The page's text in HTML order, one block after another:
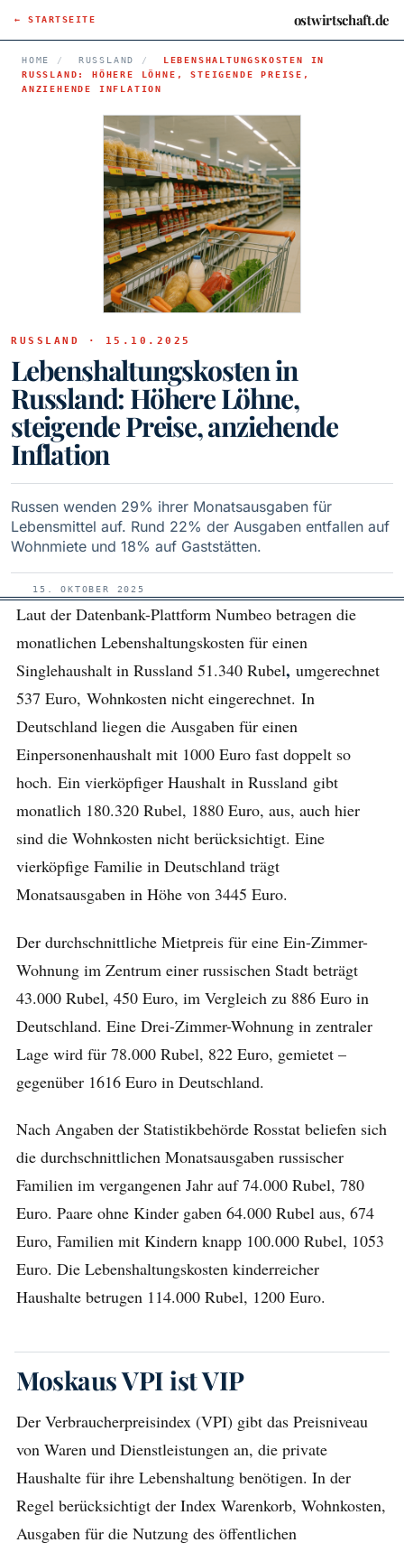
← STARTSEITE ostwirtschaft.de
HOME / RUSSLAND /
LEBENSHALTUNGSKOSTEN IN
RUSSLAND: HÖHERE LÖHNE, STEIGENDE PREISE,
ANZIEHENDE INFLATION
RUSSLAND · 15.10.2025
Lebenshaltungskosten in
Russland: Höhere Löhne,
steigende Preise, anziehende
Inflation
Russen wenden 29% ihrer Monatsausgaben für
Lebensmittel auf. Rund 22% der Ausgaben entfallen auf
Wohnmiete und 18% auf Gaststätten.
15. OKTOBER 2025
Laut der Datenbank-Plattform Numbeo betragen die
monatlichen Lebenshaltungskosten für einen
Singlehaushalt in Russland 51.340 Rubel, umgerechnet
537 Euro, Wohnkosten nicht eingerechnet. In
Deutschland liegen die Ausgaben für einen
Einpersonenhaushalt mit 1000 Euro fast doppelt so
hoch. Ein vierköpfiger Haushalt in Russland gibt
monatlich 180.320 Rubel, 1880 Euro, aus, auch hier
sind die Wohnkosten nicht berücksichtigt. Eine
vierköpfige Familie in Deutschland trägt
Monatsausgaben in Höhe von 3445 Euro.
Der durchschnittliche Mietpreis für eine Ein-Zimmer-
Wohnung im Zentrum einer russischen Stadt beträgt
43.000 Rubel, 450 Euro, im Vergleich zu 886 Euro in
Deutschland. Eine Drei-Zimmer-Wohnung in zentraler
Lage wird für 78.000 Rubel, 822 Euro, gemietet –
gegenüber 1616 Euro in Deutschland.
Nach Angaben der Statistikbehörde Rosstat beliefen sich
die durchschnittlichen Monatsausgaben russischer
Familien im vergangenen Jahr auf 74.000 Rubel, 780
Euro. Paare ohne Kinder gaben 64.000 Rubel aus, 674
Euro, Familien mit Kindern knapp 100.000 Rubel, 1053
Euro. Die Lebenshaltungskosten kinderreicher
Haushalte betrugen 114.000 Rubel, 1200 Euro.
Moskaus VPI ist VIP
Der Verbraucherpreisindex (VPI) gibt das Preisniveau
von Waren und Dienstleistungen an, die private
Haushalte für ihre Lebenshaltung benötigen. In der
Regel berücksichtigt der Index Warenkorb, Wohnkosten,
Ausgaben für die Nutzung des öffentlichen